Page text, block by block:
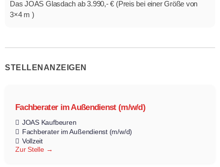
Das JOAS Glasdach ab 3.990,- € (Preis bei einer Größe von
3×4 m )
STELLENANZEIGEN
Fachberater im Außendienst (m/w/d)
JOAS Kaufbeuren
Fachberater im Außendienst (m/w/d)
Vollzeit
Zur Stelle